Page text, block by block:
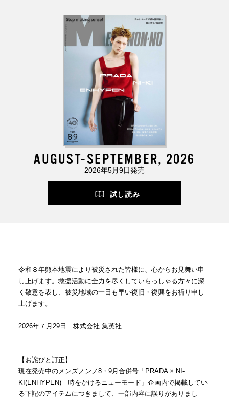
AUGUST-SEPTEMBER, 2026
2026年5月9日発売
試し読み
令和８年熊本地震により被災された皆様に、心からお見舞い申
し上げます。救援活動に全力を尽くしていらっしゃる方々に深
く敬意を表し、被災地域の一日も早い復旧・復興をお祈り申し
上げます。
2026年７月29日 株式会社 集英社
【お詫びと訂正】
現在発売中のメンズノンノ8・9月合併号「PRADA × NI-
KI(ENHYPEN) 時をかけるニューモード」企画内で掲載してい
る下記のアイテムにつきまして、一部内容に誤りがありまし